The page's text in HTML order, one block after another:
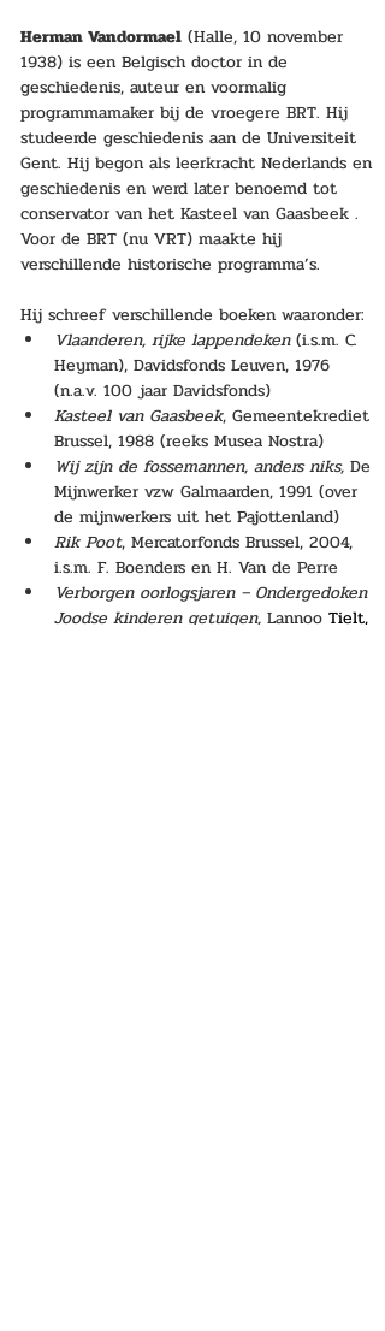
Herman Vandormael (Halle, 10 november
1938) is een Belgisch doctor in de
geschiedenis, auteur en voormalig
programmamaker bij de vroegere BRT. Hij
studeerde geschiedenis aan de Universiteit
Gent. Hij begon als leerkracht Nederlands en
geschiedenis en werd later benoemd tot
conservator van het Kasteel van Gaasbeek .
Voor de BRT (nu VRT) maakte hij
verschillende historische programma’s.
Hij schreef verschillende boeken waaronder:
Vlaanderen, rijke lappendeken (i.s.m. C.
Heyman), Davidsfonds Leuven, 1976
(n.a.v. 100 jaar Davidsfonds)
Kasteel van Gaasbeek, Gemeentekrediet
Brussel, 1988 (reeks Musea Nostra)
Wij zijn de fossemannen, anders niks, De
Mijnwerker vzw Galmaarden, 1991 (over
de mijnwerkers uit het Pajottenland)
Rik Poot, Mercatorfonds Brussel, 2004,
i.s.m. F. Boenders en H. Van de Perre
Verborgen oorlogsjaren – Ondergedoken
Joodse kinderen getuigen, Lannoo Tielt,